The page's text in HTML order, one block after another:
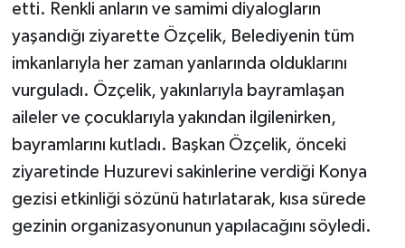
etti. Renkli anların ve samimi diyalogların
yaşandığı ziyarette Özçelik, Belediyenin tüm
imkanlarıyla her zaman yanlarında olduklarını
vurguladı. Özçelik, yakınlarıyla bayramlaşan
aileler ve çocuklarıyla yakından ilgilenirken,
bayramlarını kutladı. Başkan Özçelik, önceki
ziyaretinde Huzurevi sakinlerine verdiği Konya
gezisi etkinliği sözünü hatırlatarak, kısa sürede
gezinin organizasyonunun yapılacağını söyledi.